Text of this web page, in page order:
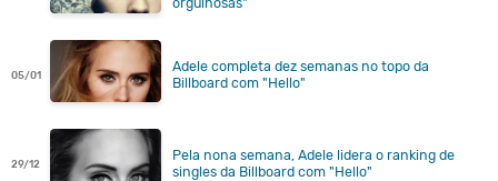
05/01
Adele completa dez semanas no topo da
Billboard com "Hello"
29/12
Pela nona semana, Adele lidera o ranking de
singles da Billboard com "Hello"